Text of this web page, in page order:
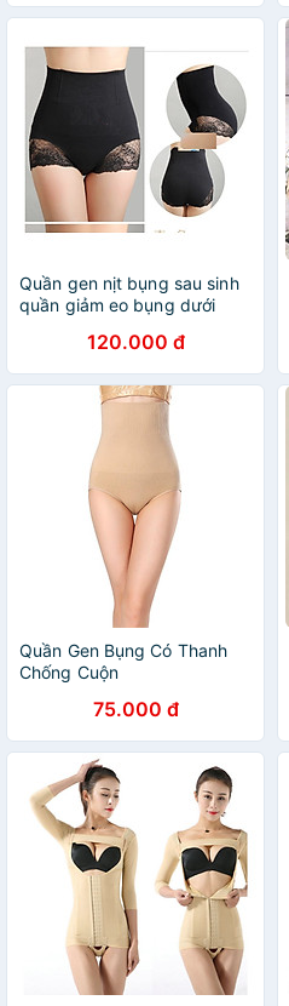
Quần gen nịt bụng sau sinh
quần giảm eo bụng dưới
120.000 đ
Quần Gen Bụng Có Thanh
Chống Cuộn
75.000 đ